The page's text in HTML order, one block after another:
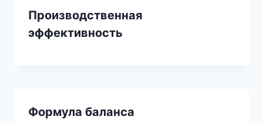
Производственная
эффективность
Формула баланса